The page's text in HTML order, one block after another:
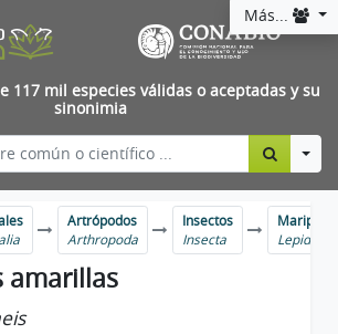
Más...
117 mil especies válidas o aceptadas y su
sinonimia
Artrópodos
Arthropoda
Insectos
Insecta
amarillas